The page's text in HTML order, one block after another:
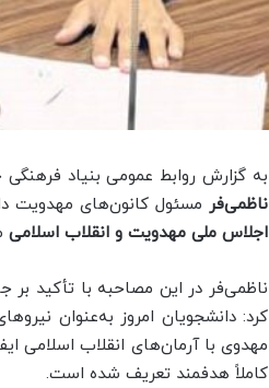
به گزارش روابط عمومی بنیاد
ناظمی‌فر مسئول کانون‌های مهدویت
اجلاس ملی مهدویت و انقلاب اسلامی
ناظمی‌فر در این مصاحبه با تأکید بر
کرد: دانشجویان امروز به‌عنوان
مهدوی با آرمان‌های انقلاب اسلامی
کاملاً هدفمند تعریف شده است.